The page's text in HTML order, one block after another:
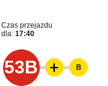
Czas przejazdu
dla: 17:40
53B B